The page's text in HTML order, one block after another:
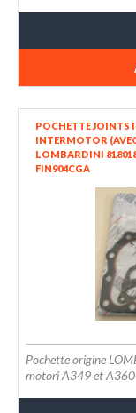
POCHETTE JOINTS
INTERMOTOR
LOMBARDINI
FIN904CGA
Pochette origine
motori A349 et A360